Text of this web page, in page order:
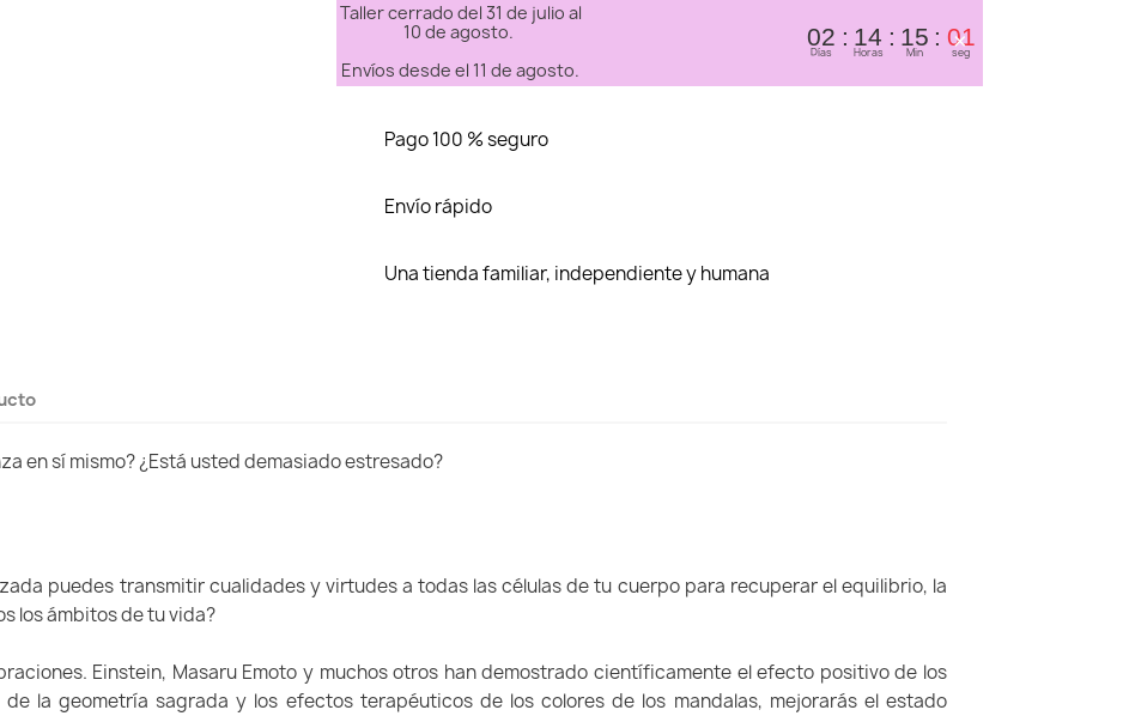
Taller cerrado del 31 de julio al
10 de agosto.
Envíos desde el 11 de agosto.
02
Días
14
Horas
15
Min
01
seg
×
Pago 100 % seguro
Envío rápido
Una tienda familiar, independiente y humana
en sí mismo? ¿Está usted demasiado estresado?
puedes transmitir cualidades y virtudes a todas las células de tu cuerpo para recuperar el equilibrio, la
los ámbitos de tu vida?
Einstein, Masaru Emoto y muchos otros han demostrado científicamente el efecto positivo de los
la geometría sagrada y los efectos terapéuticos de los colores de los mandalas, mejorarás el estado